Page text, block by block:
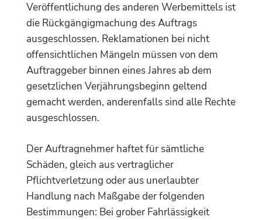
Veröffentlichung des anderen Werbemittels ist
die Rückgängigmachung des Auftrags
ausgeschlossen. Reklamationen bei nicht
offensichtlichen Mängeln müssen von dem
Auftraggeber binnen eines Jahres ab dem
gesetzlichen Verjährungsbeginn geltend
gemacht werden, anderenfalls sind alle Rechte
ausgeschlossen.
Der Auftragnehmer haftet für sämtliche
Schäden, gleich aus vertraglicher
Pflichtverletzung oder aus unerlaubter
Handlung nach Maßgabe der folgenden
Bestimmungen: Bei grober Fahrlässigkeit